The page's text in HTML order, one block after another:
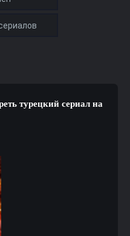
турецкий сериал на